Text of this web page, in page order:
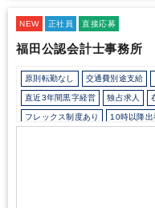
多種多様な業種に及び、幅
ラン職員が丁寧にサポート
の勉強と仕事の両立も可能
た実績もございます。
NEW 正社員 直接応募
福田公認会計士事務所
原則転勤なし 交通費別途支給
直近3年間黒字経営 独占求人
フレックス制度あり 10時以降出